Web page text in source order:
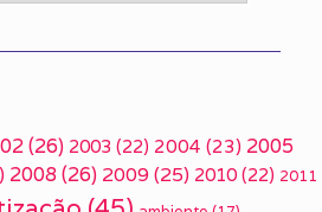
(26) 2003 (22) 2004 (23) 2005
2008(26) 2009(25) 2010 (22) 2011